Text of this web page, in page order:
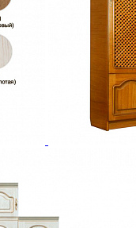
и белья
и белья
и белья